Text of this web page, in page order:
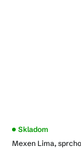
Mexen Lima,
Skladom